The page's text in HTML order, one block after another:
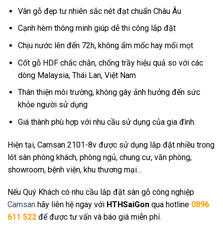
Vân gỗ đẹp tư nhiên sắc nét đạt chuẩn Châu Âu
Cạnh hèm thông minh giúp dễ thi công lắp đặt
Chịu nước lên đến 72h, không ẩm mốc hay mối mọt
Cốt gỗ HDF chắc chắn, chống trầy hiệu quả so với các
dòng Malaysia, Thái Lan, Việt Nam
Thân thiện môi trường, không gây ảnh hưởng đến sức
khỏe người sử dụng
Giá thành phù hợp với nhu cầu sử dụng của gia đình.
Hiện tại, Camsan 2101-8v được sử dụng lắp đặt nhiều trong
lót sàn phòng khách, phòng ngủ, chung cư, văn phòng,
showroom, bệnh viện, khu thương mại…
Nếu Quý Khách có nhu cầu lắp đặt sàn gỗ công nghiệp
Camsan hãy liên hệ ngay với HTHSaiGon qua hotline 0896
611 522 để được tư vấn và báo giá miễn phí.